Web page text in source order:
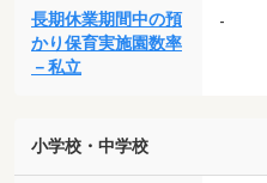
長期休業期間中の預
かり保育実施園数率
－私立
-
小学校・中学校